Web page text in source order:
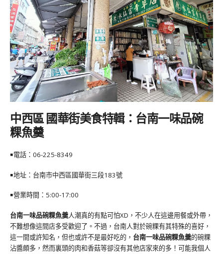
中西區 國華街美食特輯：台南一味品碗
粿魚羹
￭電話： 06-225-8349
￭地址：台南市中西區國華街三段183號
￭營業時間：5:00-17:00
台南一味品碗粿魚羹人潮真的有點可怕XD，不少人在這邊用餐或外帶，
不難想像這間店多受歡迎了。不過，台南人對於碗粿有其特殊的喜好，
這一間或許知名，但也或許不是最好吃的， 台南一味品碗粿魚羹的碗粿
沾醬頗多，然而裏頭的肉和香菇等卻沒有其他店家來的多！可能我個人